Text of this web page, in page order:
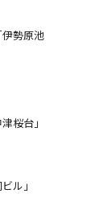
勢原池
桜台」
ル」